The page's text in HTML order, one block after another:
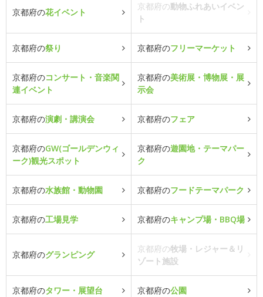
京都府の花イベント
京都府の動物ふれあいイベン
ト
京都府の祭り 京都府のフリーマーケット
京都府のコンサート・音楽関
連イベント
京都府の美術展・博物展・展
示会
京都府の演劇・講演会 京都府のフェア
京都府のGW(ゴールデンウィ
ーク)観光スポット
京都府の遊園地・テーマパー
ク
京都府の水族館・動物園 京都府のフードテーマパーク
京都府の工場見学 京都府のキャンプ場・BBQ場
京都府のグランピング
京都府の牧場・レジャー＆リ
ゾート施設
京都府のタワー・展望台 京都府の公園